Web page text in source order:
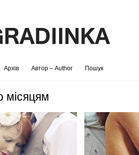
Архів Автор – Author Пошук
місяцям